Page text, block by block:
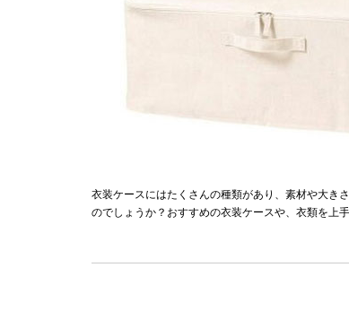
衣装ケースにはたくさんの種類があり、素材や大き
のでしょうか？おすすめの衣装ケースや、衣類を上